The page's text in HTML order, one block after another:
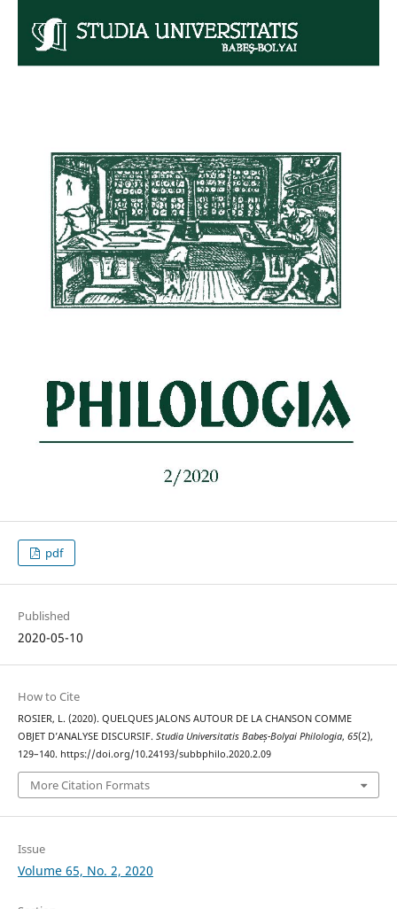
pdf
Published
2020-05-10
How to Cite
ROSIER, L. (2020). QUELQUES JALONS AUTOUR DE LA CHANSON COMME
OBJET D’ANALYSE DISCURSIF. Studia Universitatis Babeș-Bolyai Philologia, 65(2),
129–140. https://doi.org/10.24193/subbphilo.2020.2.09
More Citation Formats
Issue
Volume 65, No. 2, 2020